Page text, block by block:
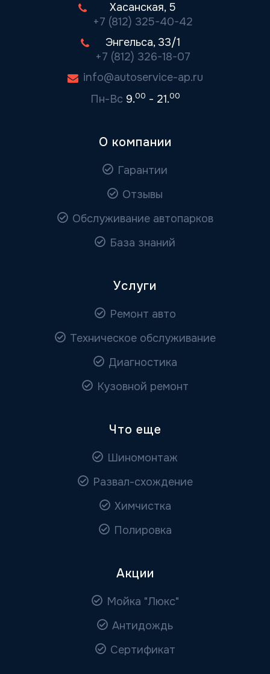
Хасанская, 5
+7 (812) 325-40-42
Энгельса, 33/1
+7 (812) 326-18-07
info@autoservice-ap.ru
Пн-Вс 9.00 - 21.00
О компании
Гарантии
Отзывы
Обслуживание автопарков
База знаний
Услуги
Ремонт авто
Техническое обслуживание
Диагностика
Кузовной ремонт
Что еще
Шиномонтаж
Развал-схождение
Химчистка
Полировка
Акции
Мойка "Люкс"
Антидождь
Сертификат